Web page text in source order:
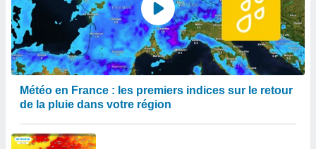
Météo en France : les premiers indices sur le retour
de la pluie dans votre région